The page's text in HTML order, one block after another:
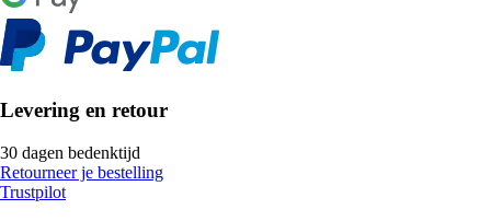
Levering en retour
30 dagen bedenktijd
Retourneer je bestelling
Trustpilot